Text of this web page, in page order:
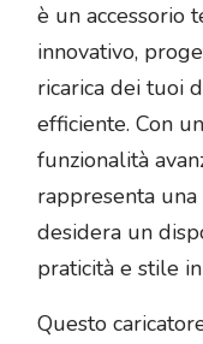
è un accessorio
innovativo,
ricarica dei tuoi
efficiente. Con
funzionalità
rappresenta
desidera un
praticità e stile
Questo